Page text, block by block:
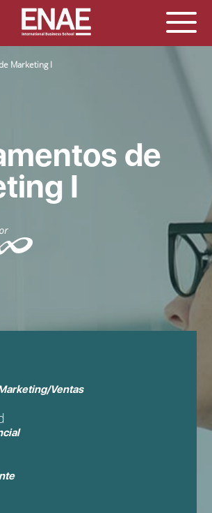
Marketing I
de
I
Ventas